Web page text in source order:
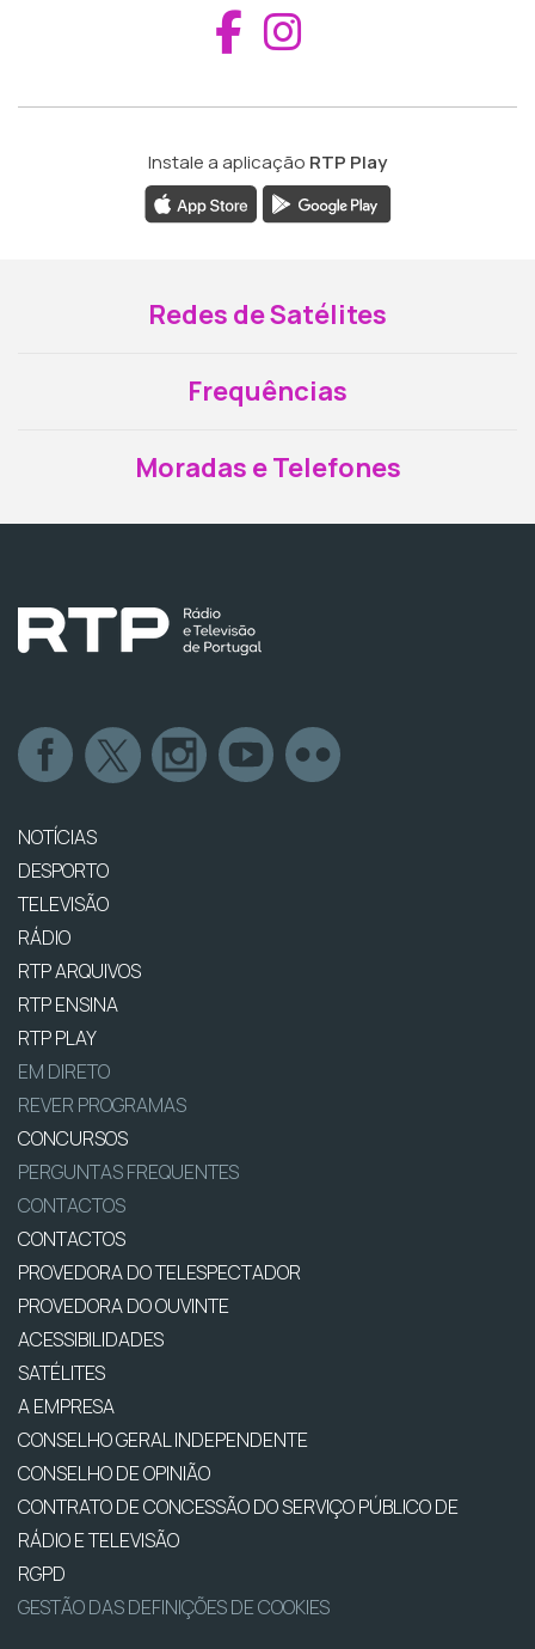
Aceder ao
Instale a aplicação RTP Play
Redes de Satélites
Frequências
Moradas e Telefones
NOTÍCIAS
DESPORTO
TELEVISÃO
RÁDIO
RTP ARQUIVOS
RTP ENSINA
RTP PLAY
EM DIRETO
REVER PROGRAMAS
CONCURSOS
PERGUNTAS FREQUENTES
CONTACTOS
CONTACTOS
PROVEDORA DO TELESPECTADOR
PROVEDORA DO OUVINTE
ACESSIBILIDADES
SATÉLITES
A EMPRESA
CONSELHO GERAL INDEPENDENTE
CONSELHO DE OPINIÃO
CONTRATO DE CONCESSÃO DO SERVIÇO PÚBLICO DE
RÁDIO E TELEVISÃO
RGPD
GESTÃO DAS DEFINIÇÕES DE COOKIES